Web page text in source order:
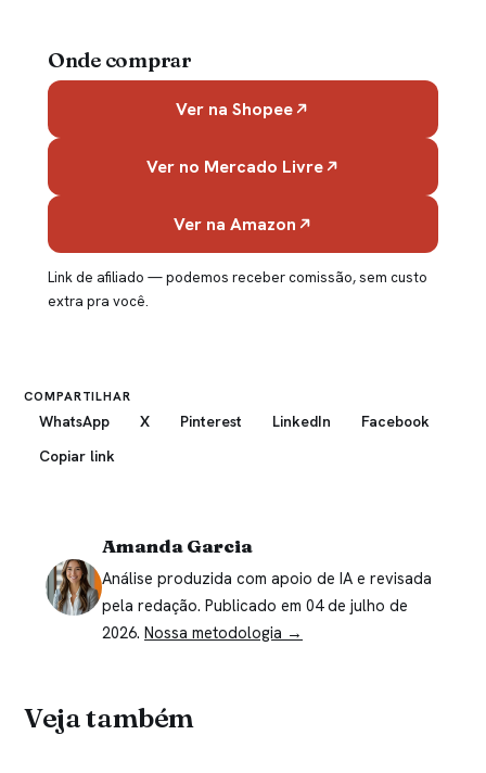
Onde comprar
Ver na Shopee
Ver no Mercado Livre
Ver na Amazon
Link de afiliado — podemos receber comissão, sem custo
extra pra você.
COMPARTILHAR
WhatsApp X Pinterest LinkedIn
Facebook
Copiar link
Amanda Garcia
Análise produzida com apoio de IA e revisada
pela redação. Publicado em 04 de julho de
2026. Nossa metodologia →
Veja também